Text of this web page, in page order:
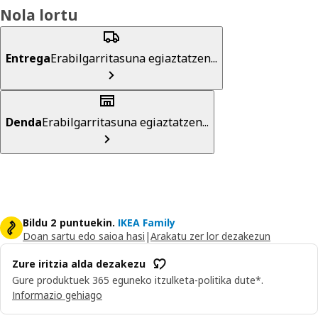
Nola lortu
EntregaErabilgarritasuna egiaztatzen...
DendaErabilgarritasuna egiaztatzen...
Bildu 2 puntuekin. IKEA Family
Doan sartu edo saioa hasi |Arakatu zer lor dezakezun
Zure iritzia alda dezakezu
Gure produktuek 365 eguneko itzulketa-politika dute*.
Informazio gehiago